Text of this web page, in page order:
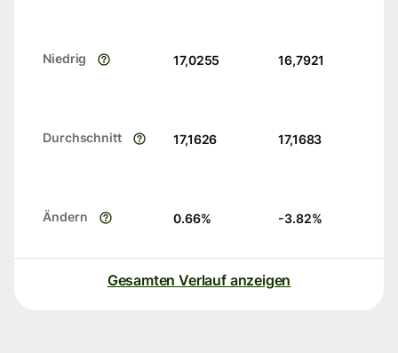
Niedrig 17,0255 16,7921
Durchschnitt 17,1626 17,1683
Ändern 0.66% -3.82%
Gesamten Verlauf anzeigen